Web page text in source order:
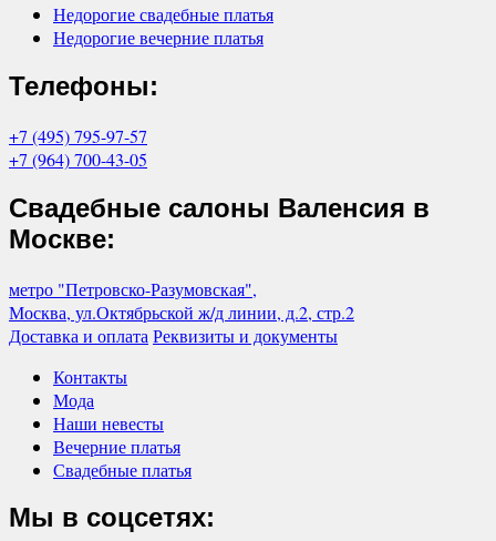
Недорогие свадебные платья
Недорогие вечерние платья
Телефоны:
+7 (495) 795-97-57
+7 (964) 700-43-05
Свадебные салоны Валенсия в
Москве:
метро "Петровско-Разумовская",
Москва, ул.Октябрьской ж/д линии, д.2, стр.2
Доставка и оплата Реквизиты и документы
Контакты
Мода
Наши невесты
Вечерние платья
Свадебные платья
Мы в соцсетях: